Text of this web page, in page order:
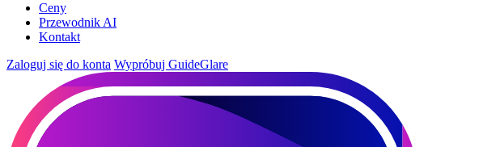
Ceny
Przewodnik AI
Kontakt
Zaloguj się do konta Wypróbuj GuideGlare